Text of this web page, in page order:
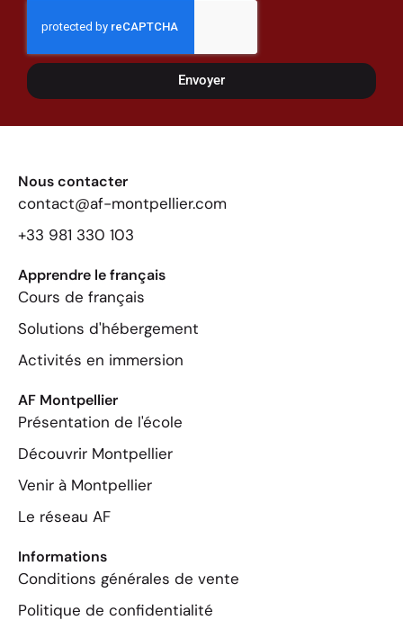
Envoyer
Nous contacter
contact@af-montpellier.com
+33 981 330 103
Apprendre le français
Cours de français
Solutions d'hébergement
Activités en immersion
AF Montpellier
Présentation de l'école
Découvrir Montpellier
Venir à Montpellier
Le réseau AF
Informations
Conditions générales de vente
Politique de confidentialité